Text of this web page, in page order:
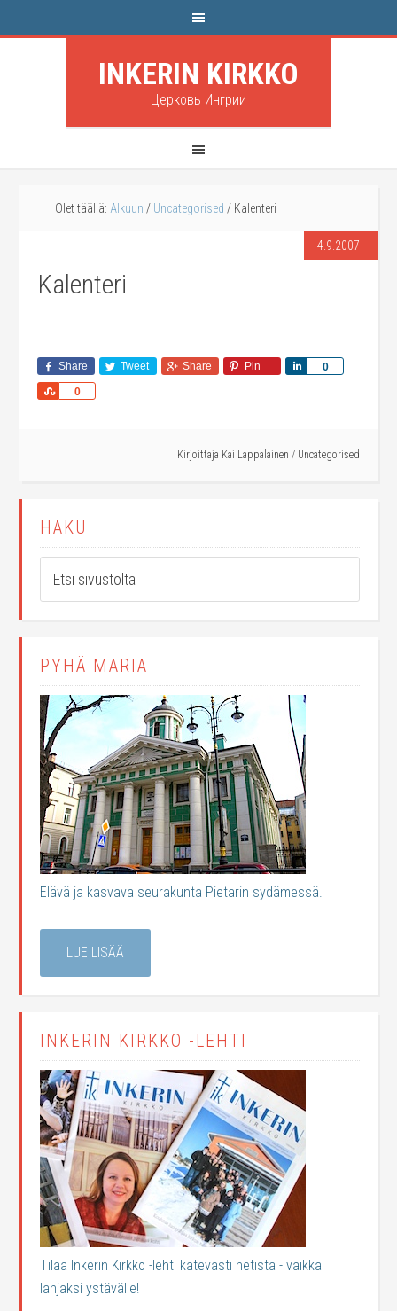
INKERIN KIRKKO
Церковь Ингрии
Olet täällä: Alkuun / Uncategorised / Kalenteri
4.9.2007
Kalenteri
Share Tweet Share Pin 0
Share
0
Share
Kirjoittaja Kai Lappalainen / Uncategorised
HAKU
PYHÄ MARIA
Elävä ja kasvava seurakunta Pietarin sydämessä.
LUE LISÄÄ
INKERIN KIRKKO -LEHTI
Tilaa Inkerin Kirkko -lehti kätevästi netistä - vaikka
lahjaksi ystävälle!